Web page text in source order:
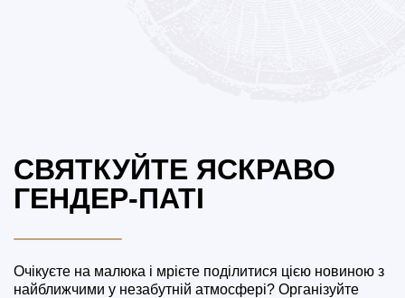
СВЯТКУЙТЕ ЯСКРАВО
ГЕНДЕР-ПАТІ
Очікуєте на малюка і мрієте поділитися цією новиною з
найближчими у незабутній атмосфері? Організуйте